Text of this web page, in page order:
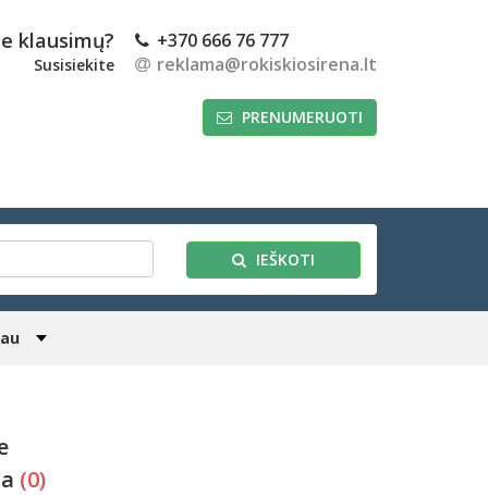
klausimų?
Susisiekite
+370 666 76 777
reklama@rokiskiosirena.lt
PRENUMERUOTI
IEŠKOTI
(0)